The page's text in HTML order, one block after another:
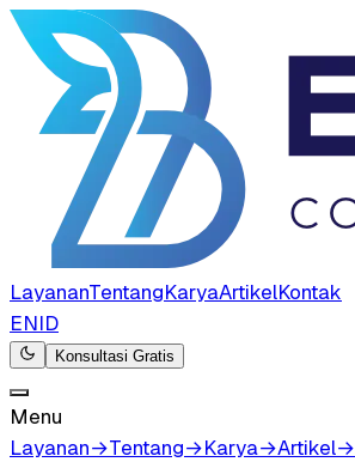
LayananTentangKaryaArtikelKontak
ENID
Konsultasi Gratis
Menu
Layanan→Tentang→Karya→Artikel→